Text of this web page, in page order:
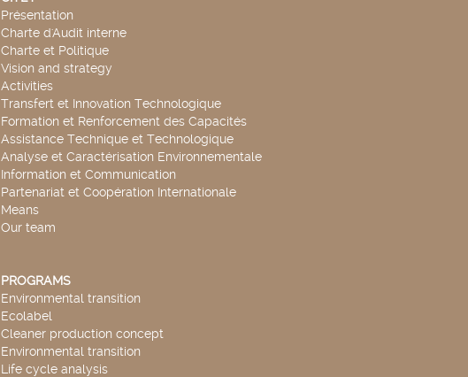
Présentation
Charte d'Audit interne
Charte et Politique
Vision and strategy
Activities
Transfert et Innovation Technologique
Formation et Renforcement des Capacités
Assistance Technique et Technologique
Analyse et Caractérisation Environnementale
Information et Communication
Partenariat et Coopération Internationale
Means
Our team
PROGRAMS
Environmental transition
Ecolabel
Cleaner production concept
Environmental transition
Life cycle analysis